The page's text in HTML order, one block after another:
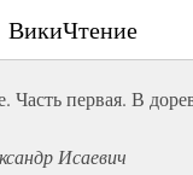
ВикиЧтение
Часть первая. В
Исаевич